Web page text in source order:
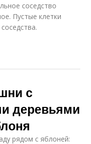
соседство
Пустые клетки
с
деревьями
рядом с яблоней: